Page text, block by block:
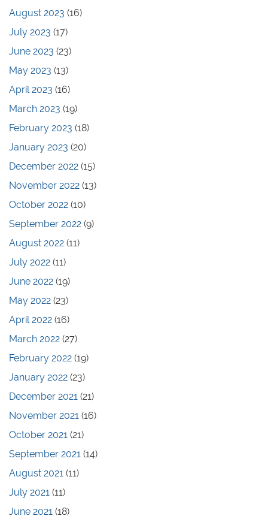
August 2023 (16)
July 2023 (17)
June 2023 (23)
May 2023 (13)
April 2023 (16)
March 2023 (19)
February 2023 (18)
January 2023 (20)
December 2022 (15)
November 2022 (13)
October 2022 (10)
September 2022 (9)
August 2022 (11)
July 2022 (11)
June 2022 (19)
May 2022 (23)
April 2022 (16)
March 2022 (27)
February 2022 (19)
January 2022 (23)
December 2021 (21)
November 2021 (16)
October 2021 (21)
September 2021 (14)
August 2021 (11)
July 2021 (11)
June 2021 (18)